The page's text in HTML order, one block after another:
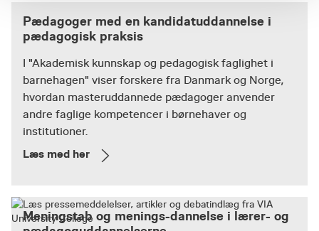
Pædagoger med en kandidatuddannelse i
pædagogisk praksis
I "Akademisk kunnskap og pedagogisk faglighet i
barnehagen" viser forskere fra Danmark og Norge,
hvordan masteruddannede pædagoger anvender
andre faglige kompetencer i børnehaver og
institutioner.
Læs med her
Meningstab og menings-dannelse i lærer- og